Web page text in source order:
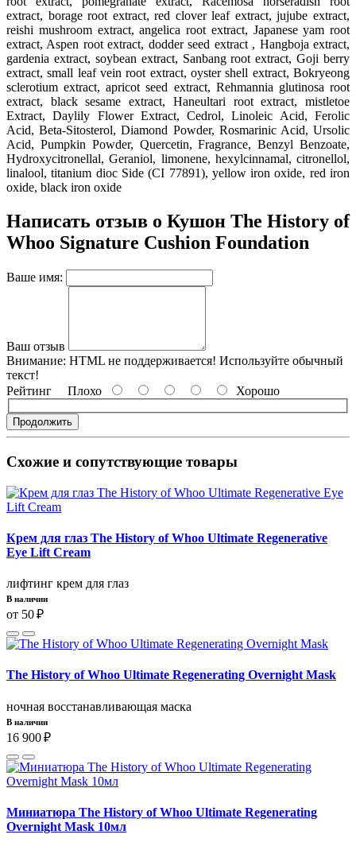
extract, borage root extract, red clover leaf extract, jujube extract,
reishi mushroom extract, angelica root extract, Japanese yam root
extract, Aspen root extract, dodder seed extract , Hangboja extract,
gardenia extract, soybean extract, Sanbang root extract, Goji berry
extract, small leaf vein root extract, oyster shell extract, Bokryeong
sclerotium extract, apricot seed extract, Rehmannia glutinosa root
extract, black sesame extract, Haneultari root extract, mistletoe
Extract, Daylily Flower Extract, Cedrol, Linoleic Acid, Ferolic
Acid, Beta-Sitosterol, Diamond Powder, Rosmarinic Acid, Ursolic
Acid, Pumpkin Powder, Quercetin, Fragrance, Benzyl Benzoate,
Hydroxycitronellal, Geraniol, limonene, hexylcinnamal, citronellol,
linalool, titanium dioc Side (CI 77891), yellow iron oxide, red iron
oxide, black iron oxide
Написать отзыв о Кушон The History of
Whoo Signature Cushion Foundation
Ваше имя:
Ваш отзыв
Внимание: HTML не поддерживается! Используйте обычный
текст!
Рейтинг Плохо Хорошо
Продолжить
Схожие и сопутствующие товары
Крем для глаз The History of Whoo Ultimate Regenerative
Eye Lift Cream
лифтинг крем для глаз
В наличии
от 50 ₽
The History of Whoo Ultimate Regenerating Overnight Mask
ночная восстанавливающая маска
В наличии
16 900 ₽
Миниатюра The History of Whoo Ultimate Regenerating
Overnight Mask 10мл